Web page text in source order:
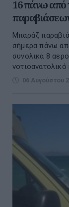
16 πάνω από
Μπαράζ
σήμερα πάνω
συνολικά 8
νοτιοανατολικό
06 Αυγούστου